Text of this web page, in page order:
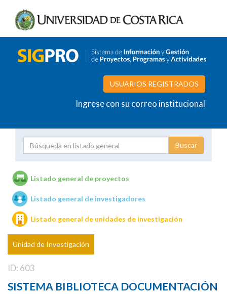
USUARIOS REGISTRADOS
Ingrese con su correo institucional
Unidades de investigación
Listado general de proyectos
Listado general de investigadores
Listado general de unidades de investigación
Unidad de Investigación
ID: 603
SISTEMA BIBLIOTECA DOCUMENTACIÓN